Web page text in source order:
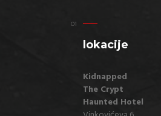
lokacije
Kidnapped
The Crypt
Haunted Hotel